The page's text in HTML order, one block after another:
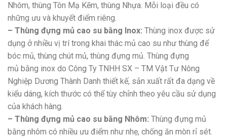
Nhôm, thùng Tôn Mạ Kẽm, thùng Nhựa. Mỗi loại đều có
những ưu và khuyết điểm riêng.
– Thùng đựng mủ cao su bằng Inox: Thùng inox được sử
dụng ở nhiều vị trí trong khai thác mủ cao su như thùng để
bóc mủ, thùng chút mủ, thùng đựng mủ. Thùng đựng
mủ bằng inox do Công Ty TNHH SX – TM Vật Tư Nông
Nghiệp Dương Thành Danh thiết kế, sản xuất rất đa dạng về
kiểu dáng, kích thước có thể tùy chỉnh theo yêu cầu sử dụng
của khách hàng.
– Thùng đựng mủ cao su bằng Nhôm: Thùng đựng mủ
bằng nhôm có nhiều ưu điểm như nhẹ, chống ăn mòn rỉ sét.